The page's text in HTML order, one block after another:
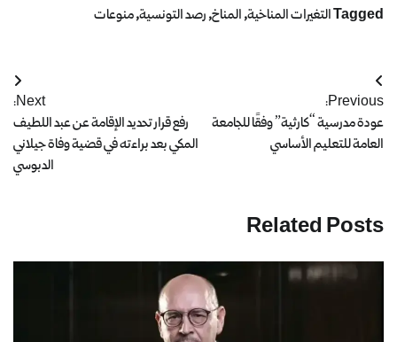
Taggedالتغيرات المناخية,المناخ,رصد التونسية,منوعات
Previous:
عودة مدرسية “كارثية” وفقًا للجامعة
العامة للتعليم الأساسي
Next:
رفع قرار تحديد الإقامة عن عبد اللطيف
المكي بعد براءته في قضية وفاة جيلاني
الدبوسي
Related Posts